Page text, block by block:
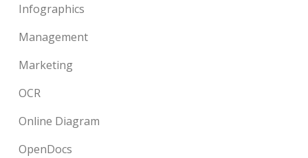
Infographics
Management
Marketing
OCR
Online Diagram
OpenDocs